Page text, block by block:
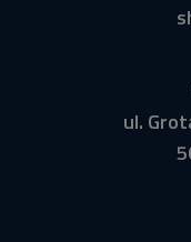
ul.